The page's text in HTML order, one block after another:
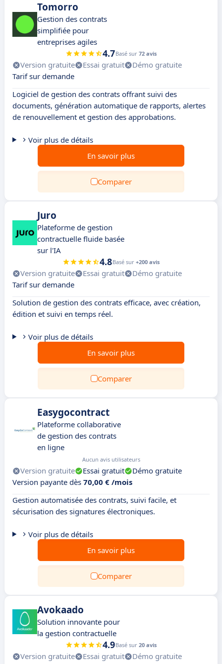
Tomorro
Gestion des contrats
simplifiée pour
entreprises agiles
4.7Basé sur 72 avis
Version gratuite Essai gratuit
Démo gratuite
Tarif sur demande
Logiciel de gestion des contrats offrant suivi des
documents, génération automatique de rapports, alertes
de renouvellement et gestion des approbations.
Voir plus de détails
En savoir plus
Comparer
Juro
Plateforme de gestion
contractuelle fluide basée
sur l'IA
4.8Basé sur +200 avis
Version gratuite Essai gratuit
Démo gratuite
Tarif sur demande
Solution de gestion des contrats efficace, avec création,
édition et suivi en temps réel.
Voir plus de détails
En savoir plus
Comparer
Easygocontract
Plateforme collaborative
de gestion des contrats
en ligne
Aucun avis utilisateurs
Version gratuite Essai gratuit
Démo gratuite
Version payante dès 70,00 € /mois
Gestion automatisée des contrats, suivi facile, et
sécurisation des signatures électroniques.
Voir plus de détails
En savoir plus
Comparer
Avokaado
Solution innovante pour
la gestion contractuelle
4.9Basé sur 20 avis
Version gratuite Essai gratuit
Démo gratuite